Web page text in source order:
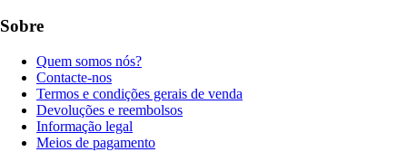
Sobre
Quem somos nós?
Contacte-nos
Termos e condições gerais de venda
Devoluções e reembolsos
Informação legal
Meios de pagamento